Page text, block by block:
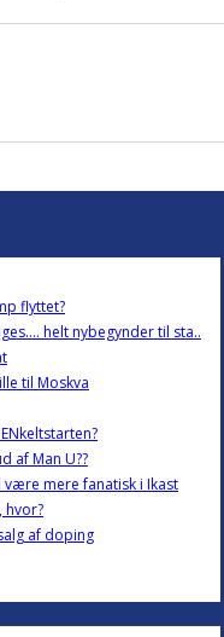
flyttet?
helt nybegynder til sta..
til Moskva
af Man U??
mere fanatisk i Ikast
hvor?
af doping